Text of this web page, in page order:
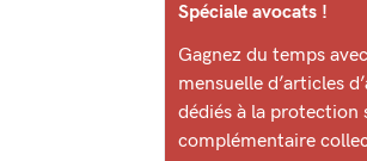
Spéciale avocats !
Gagnez du temps
mensuelle d’articles
dédiés à la protection
complémentaire